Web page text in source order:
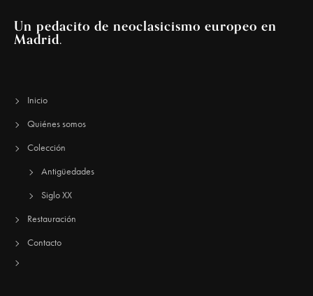
Un pedacito de neoclasicismo europeo en
Madrid.
Inicio
Quiénes somos
Colección
Antigüedades
Siglo XX
Restauración
Contacto